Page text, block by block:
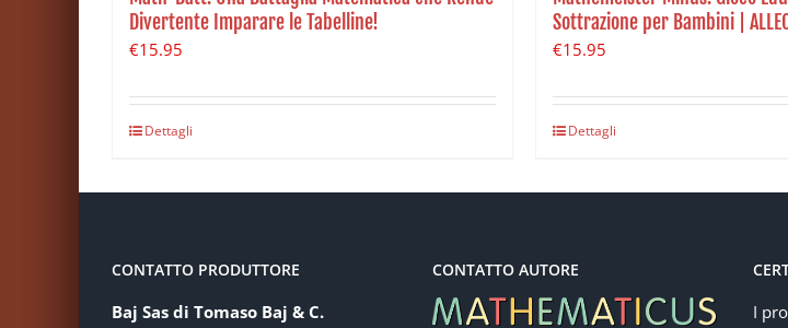
Divertente Imparare le Tabelline!
€15.95
Dettagli
Sottrazione per Bambini |
€15.95
Dettagli
CONTATTO PRODUTTORE
Baj Sas di Tomaso Baj & C.
CONTATTO AUTORE
I